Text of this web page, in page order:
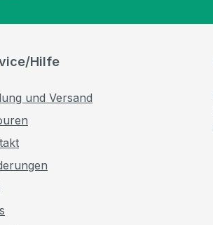
Hilfe
und Versand